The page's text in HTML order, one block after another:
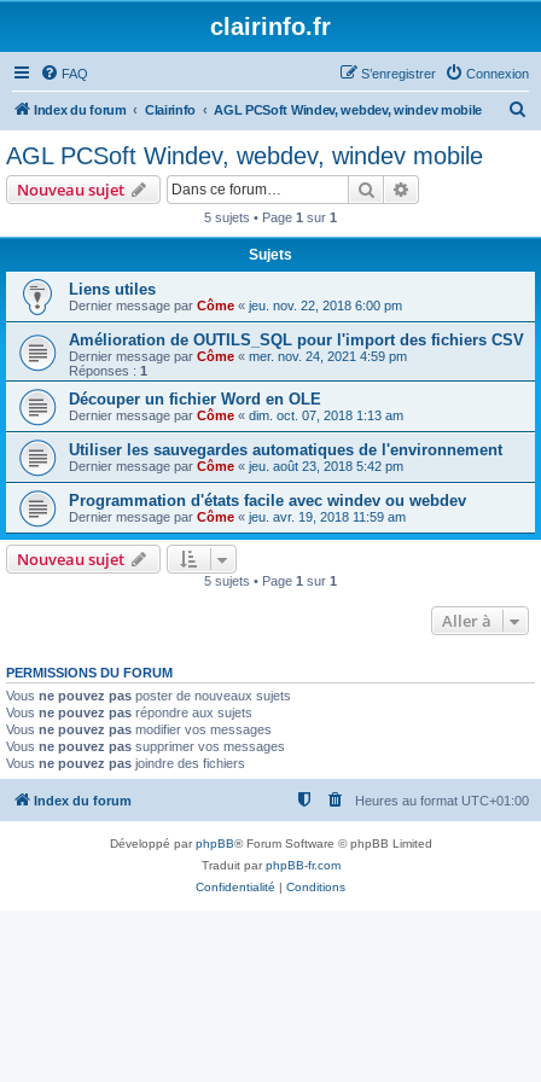
clairinfo.fr
FAQ Connexion
S’enregistrer
Index du forum Clairinfo AGL PCSoft Windev, webdev, windev mobile
AGL PCSoft Windev, webdev, windev mobile
Nouveau sujet Rechercher
5 sujets • Page 1 sur 1
Sujets
Liens utiles
Dernier message par Côme « jeu. nov. 22, 2018 6:00 pm
Amélioration de OUTILS_SQL pour l'import des fichiers CSV
Dernier message par Côme « mer. nov. 24, 2021 4:59 pm
Réponses : 1
Découper un fichier Word en OLE
Dernier message par Côme « dim. oct. 07, 2018 1:13 am
Utiliser les sauvegardes automatiques de l'environnement
Dernier message par Côme « jeu. août 23, 2018 5:42 pm
Programmation d'états facile avec windev ou webdev
Dernier message par Côme « jeu. avr. 19, 2018 11:59 am
Nouveau sujet
5 sujets • Page 1 sur 1
Aller à
PERMISSIONS DU FORUM
Vous ne pouvez pas poster de nouveaux sujets
Vous ne pouvez pas répondre aux sujets
Vous ne pouvez pas modifier vos messages
Vous ne pouvez pas supprimer vos messages
Vous ne pouvez pas joindre des fichiers
Index du forum Heures au format UTC+01:00
Développé parphpBB® Forum Software © phpBB Limited
Traduit parphpBB-fr.com
Confidentialité | Conditions